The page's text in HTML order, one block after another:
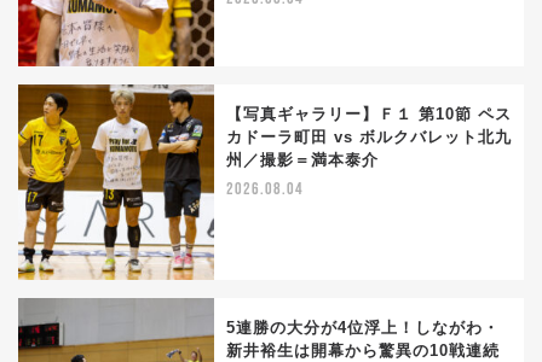
【写真ギャラリー】Ｆ１ 第10節 ペス
カドーラ町田 vs ボルクバレット北九
州／撮影＝満本泰介
2026.08.04
5連勝の大分が4位浮上！しながわ・
新井裕生は開幕から驚異の10戦連続